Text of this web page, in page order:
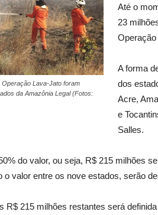
Lava-Jato foram
da Amazônia Legal (Fotos:
Até o
23
A forma
dos
Acre,
e
Salles.
do valor, ou seja, R$ 215 milhões
o valor entre os nove estados, serão
R$ 215 milhões restantes será